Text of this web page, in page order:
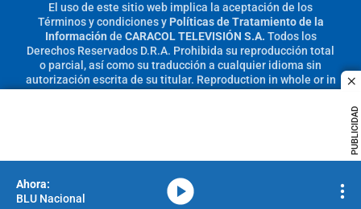
PUBLICIDAD
El uso de este sitio web implica la aceptación de los
Términos y condicionesy Políticas de Tratamiento de la
Información de CARACOL TELEVISIÓN S.A. Todos los
Derechos Reservados D.R.A. Prohibida su reproducción total
o parcial, así como su traducción a cualquier idioma sin
autorización escrita de su titular. Reproduction in whole or in
BLU Nacional